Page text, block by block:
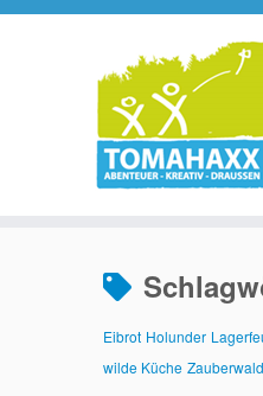
Eibrot Holunder
wilde Küche Zauberwald